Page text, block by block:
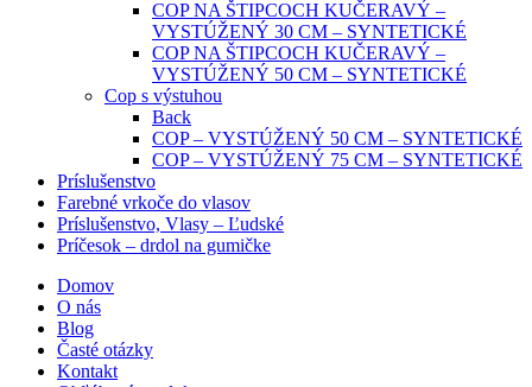
COP NA ŠTIPCOCH KUČERAVÝ –
VYSTÚŽENÝ 30 CM – SYNTETICKÉ
COP NA ŠTIPCOCH KUČERAVÝ –
VYSTÚŽENÝ 50 CM – SYNTETICKÉ
Cop s výstuhou
Back
COP – VYSTÚŽENÝ 50 CM – SYNTETICKÉ
COP – VYSTÚŽENÝ 75 CM – SYNTETICKÉ
Príslušenstvo
Farebné vrkoče do vlasov
Príslušenstvo, Vlasy – Ľudské
Príčesok – drdol na gumičke
Domov
O nás
Blog
Časté otázky
Kontakt